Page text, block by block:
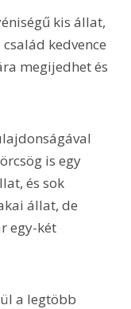
kis állat,
kedvence
megijedhet és
is egy
és sok
állat, de
egy-két
a legtöbb